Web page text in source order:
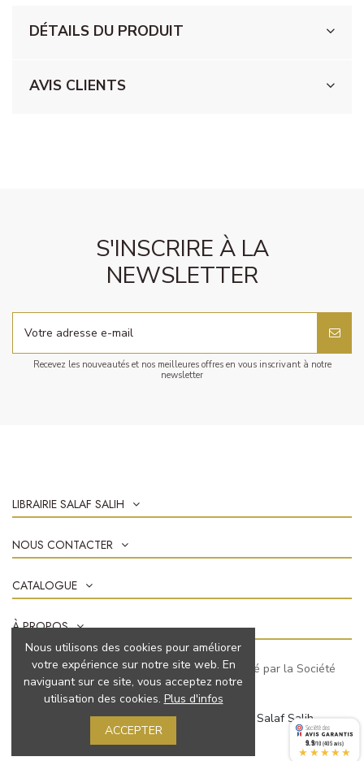
DÉTAILS DU PRODUIT
AVIS CLIENTS
S'INSCRIRE À LA
NEWSLETTER
Recevez les nouveautés et nos meilleures offres en vous inscrivant à notre
newsletter
LIBRAIRIE SALAF SALIH
NOUS CONTACTER
CATALOGUE
À PROPOS
Marchand approuvé par la Société
des Avis Garantis, cliquez ici pour vérifier.
© 2022 Tous droits réservés à Librairie Salaf Salih
Nous utilisons des cookies pour améliorer
votre expérience sur notre site web. En
naviguant sur ce site, vous acceptez notre
utilisation des cookies. Plus d'infos
ACCEPTER
9.9/10 (405 avis)
★★★★★